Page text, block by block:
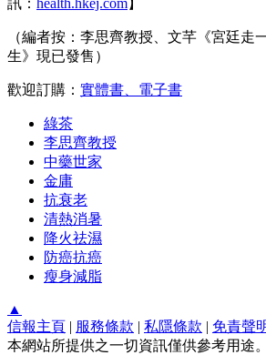
訊： health.hkej.com】
（編者按：李思齊教授、文芊《宮廷走
生》現已發售）
歡迎訂購： 實體書、電子書
綠茶
李思齊教授
中藥世家
金庸
抗衰老
清熱消暑
降火祛濕
防癌抗癌
瘦身減脂
▲
信報主頁 | 服務條款 | 私隱條款 | 免責聲
本網站所提供之一切資訊僅供參考用途